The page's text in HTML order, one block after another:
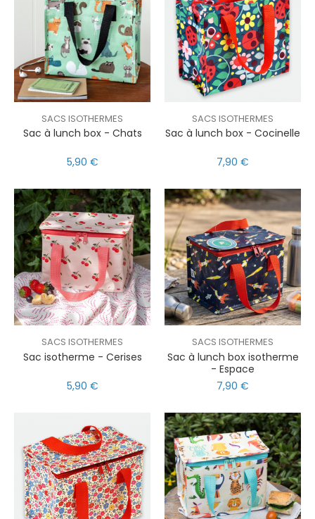
SACS ISOTHERMES
Sac à lunch box - Chats
5,90 €
SACS ISOTHERMES
Sac à lunch box - Cocinelle
7,90 €
SACS ISOTHERMES
Sac isotherme - Cerises
5,90 €
SACS ISOTHERMES
Sac à lunch box isotherme
- Espace
7,90 €